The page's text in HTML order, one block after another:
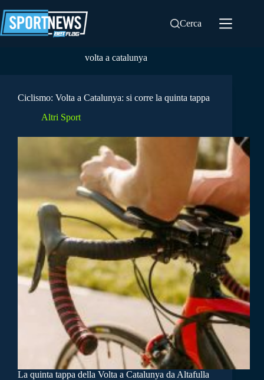
al
contenuto
Cerca
volta a catalunya
Ciclismo: Volta a Catalunya: si corre la quinta tappa
Altri Sport
La quinta tappa della Volta a Catalunya da Altafulla